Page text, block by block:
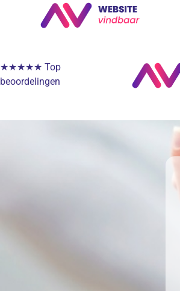
★★★★★ Top
beoordelingen